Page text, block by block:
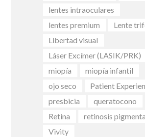
lentes intraoculares
lentes premium
Lente
Libertad visual
Láser Excímer (LASIK/PRK)
miopía
miopía infantil
ojo seco
Patient
presbicia
queratocono
Retina
retinosis
Vivity